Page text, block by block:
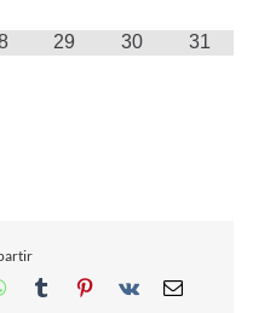
29 30 31
WhatsApp
TumblrPinterest
Vk Email